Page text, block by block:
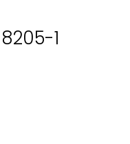
1